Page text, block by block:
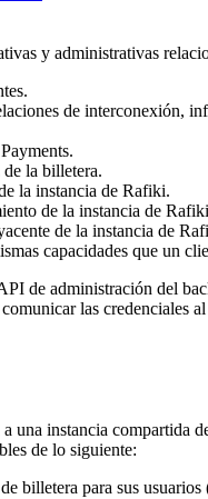
y administrativas
de interconexión,
la billetera.
la instancia de Rafiki.
de la instancia de
de la instancia de
capacidades que un
de administración del
las credenciales
una instancia compartida
de lo siguiente:
billetera para sus